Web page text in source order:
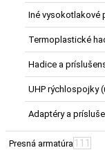
Iné vysokotlakové
Termoplastické
Hadice a
UHP rýchlospojky
Adaptéry a
Presná armatúra 111